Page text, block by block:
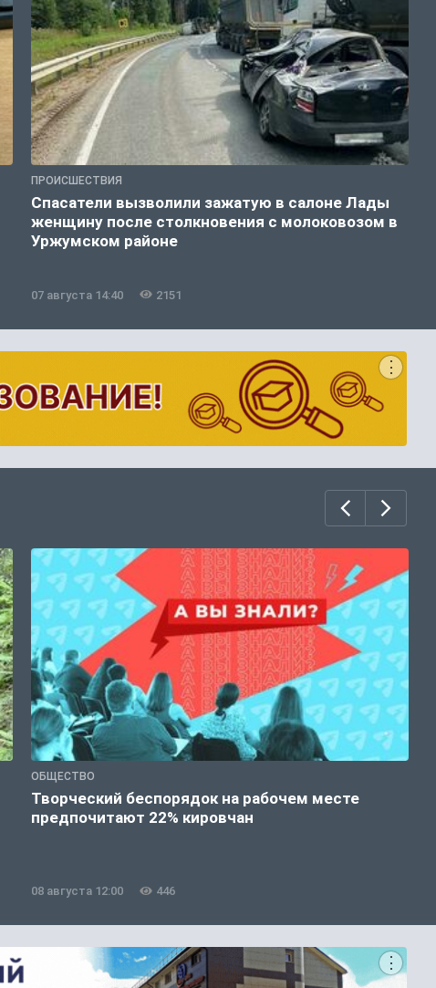
ПРОИСШЕСТВИЯ
Спасатели вызволили зажатую в салоне Лады
женщину после столкновения с молоковозом в
Уржумском районе
07 августа 14:40 2151
ОБЩЕСТВО
Творческий беспорядок на рабочем месте
предпочитают 22% кировчан
08 августа 12:00 446